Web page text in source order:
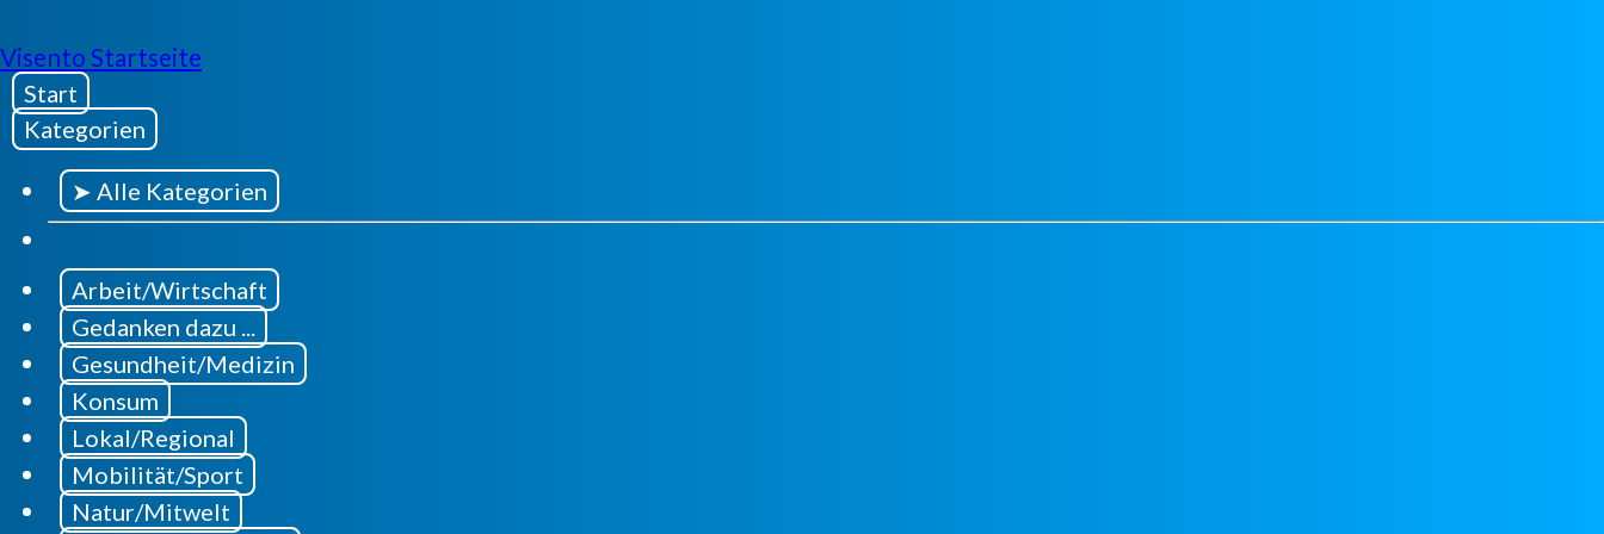
Visento Startseite
Start
Kategorien
➤ Alle Kategorien
Arbeit/Wirtschaft
Gedanken dazu ...
Gesundheit/Medizin
Konsum
Lokal/Regional
Mobilität/Sport
Natur/Mitwelt